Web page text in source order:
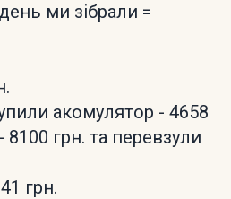
ми зібрали =
акомулятор - 4658
8100 грн. та перевзули
грн.